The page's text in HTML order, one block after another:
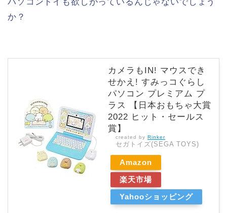
か？
カメラもIN! マウスでき
せかえ! すみっコぐらし
パソコン プレミアム プ
ラス 【日本おもちゃ大賞
2022 ヒット・セールス
賞】
created by Rinker
セガトイズ(SEGA TOYS)
Amazon
楽天市場
Yahooショッピング